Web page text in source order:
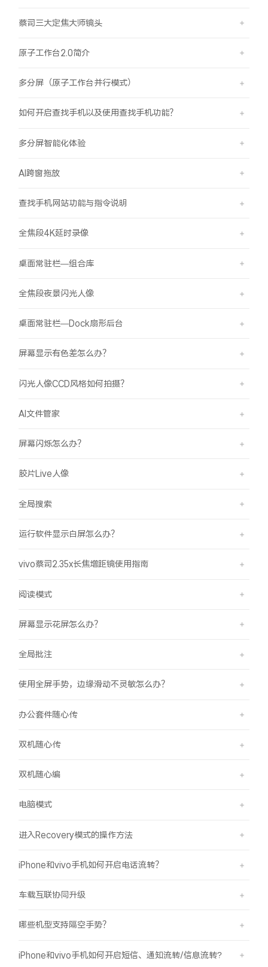
蔡司三大定焦大师镜头
原子工作台2.0简介
多分屏（原子工作台并行模式）
如何开启查找手机以及使用查找手机功能？
多分屏智能化体验
AI跨窗拖放
查找手机网站功能与指令说明
全焦段4K延时录像
桌面常驻栏—组合库
全焦段夜景闪光人像
桌面常驻栏—Dock扇形后台
屏幕显示有色差怎么办？
闪光人像CCD风格如何拍摄？
AI文件管家
屏幕闪烁怎么办？
胶片Live人像
全局搜索
运行软件显示白屏怎么办？
vivo蔡司2.35x长焦增距镜使用指南
阅读模式
屏幕显示花屏怎么办？
全局批注
使用全屏手势，边缘滑动不灵敏怎么办？
办公套件随心传
双机随心传
双机随心编
电脑模式
进入Recovery模式的操作方法
iPhone和vivo手机如何开启电话流转？
车载互联协同升级
哪些机型支持隔空手势？
iPhone和vivo手机如何开启短信、通知流转/信息流转?